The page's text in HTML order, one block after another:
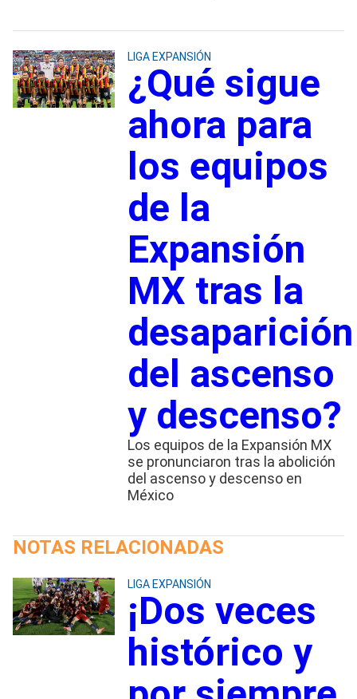
LIGA EXPANSIÓN
¿Qué sigue
ahora para
los equipos
de la
Expansión
MX tras la
desaparición
del ascenso
y descenso?
Los equipos de la Expansión MX
se pronunciaron tras la abolición
del ascenso y descenso en
México
NOTAS RELACIONADAS
LIGA EXPANSIÓN
¡Dos veces
histórico y